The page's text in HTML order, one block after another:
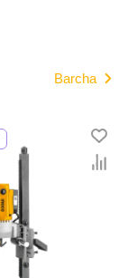
Barcha